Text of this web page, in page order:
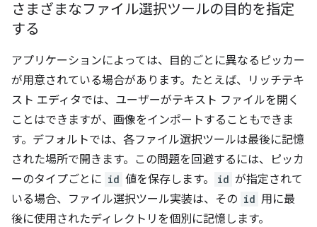
さまざまなファイル選択ツールの目的を指定
する
アプリケーションによっては、目的ごとに異なるピッカー
が用意されている場合があります。たとえば、リッチテキ
スト エディタでは、ユーザーがテキスト ファイルを開く
ことはできますが、画像をインポートすることもできま
す。デフォルトでは、各ファイル選択ツールは最後に記憶
された場所で開きます。この問題を回避するには、ピッカ
ーのタイプごとに id 値を保存します。 id が指定されて
いる場合、ファイル選択ツール実装は、その id 用に最
後に使用されたディレクトリを個別に記憶します。